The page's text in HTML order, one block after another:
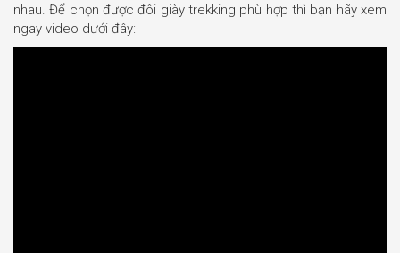
nhau. Để chọn được đôi giày trekking phù hợp thì bạn hãy xem
ngay video dưới đây: